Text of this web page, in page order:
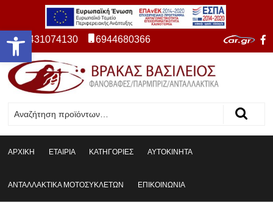
Ανοίξτε τη γραμμή εργαλείων 2431074130 6944680366
ΑΡΧΙΚΗ ΕΤΑΙΡΙΑ ΚΑΤΗΓΟΡΙΕΣ ΑΥΤΟΚΙΝΗΤΑ
ΑΝΤΑΛΛΑΚΤΙΚΑ ΜΟΤΟΣΥΚΛΕΤΩΝ ΕΠΙΚΟΙΝΩΝΙΑ